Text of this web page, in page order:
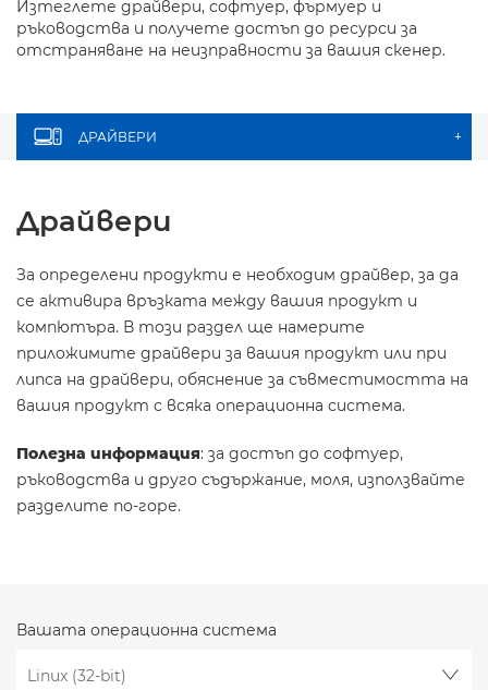
Изтеглете драйвери, софтуер, фърмуер и
ръководства и получете достъп до ресурси за
отстраняване на неизправности за вашия скенер.
ДРАЙВЕРИ +
Драйвери
За определени продукти е необходим драйвер, за да
се активира връзката между вашия продукт и
компютъра. В този раздел ще намерите
приложимите драйвери за вашия продукт или при
липса на драйвери, обяснение за съвместимостта на
вашия продукт с всяка операционна система.
Полезна информация: за достъп до софтуер,
ръководства и друго съдържание, моля, използвайте
разделите по-горе.
Вашата операционна система